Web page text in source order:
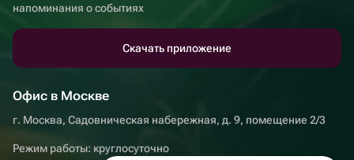
напоминания о событиях
Скачать приложение
Офис в Москве
г. Москва, Садовническая набережная, д. 9, помещение 2/3
Режим работы: круглосуточно